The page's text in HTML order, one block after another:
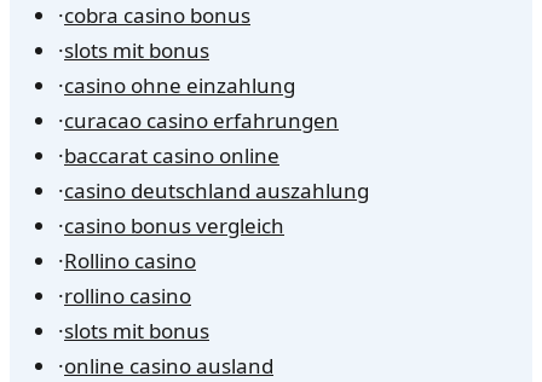
·cobra casino bonus
·slots mit bonus
·casino ohne einzahlung
·curacao casino erfahrungen
·baccarat casino online
·casino deutschland auszahlung
·casino bonus vergleich
·Rollino casino
·rollino casino
·slots mit bonus
·online casino ausland